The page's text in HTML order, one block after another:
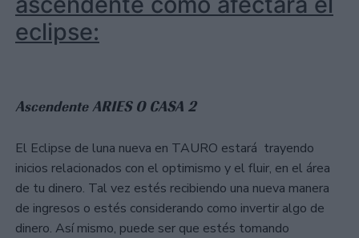
eclipse:
Ascendente ARIES O CASA 2
El Eclipse de luna nueva en TAURO estará trayendo
inicios relacionados con el optimismo y el fluir, en el área
de tu dinero. Tal vez estés recibiendo una nueva manera
de ingresos o estés considerando como invertir algo de
dinero. Así mismo, puede ser que estés tomando